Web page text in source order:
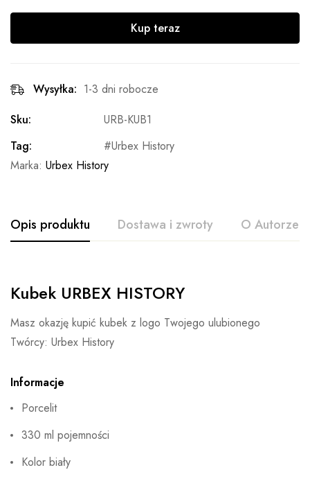
Kup teraz
Wysyłka: 1-3 dni robocze
Sku:
URB-KUB1
Tag:
Urbex History
Marka: Urbex History
Opis produktu Dostawa i zwroty O Autorze
Kubek URBEX HISTORY
Masz okazję kupić kubek z logo Twojego ulubionego
Twórcy: Urbex History
Informacje
Porcelit
330 ml pojemności
Kolor biały